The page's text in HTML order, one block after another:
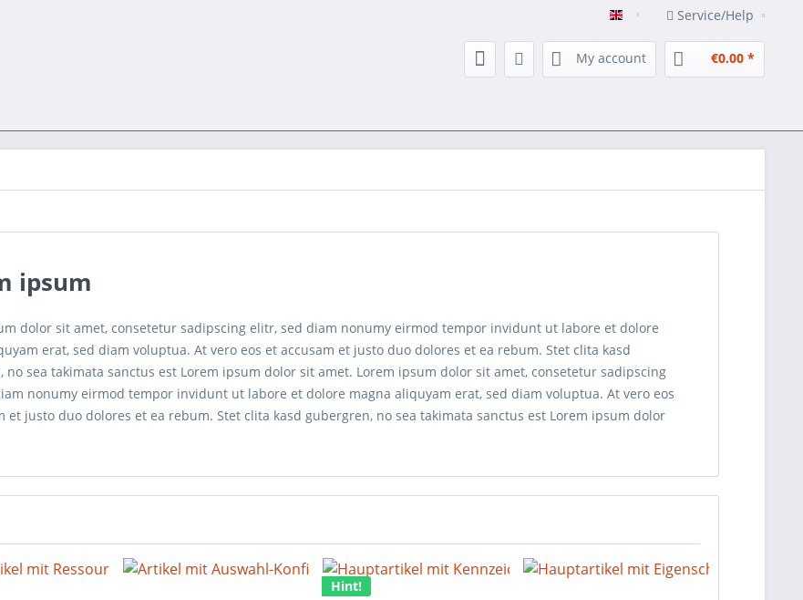
EN Service/Help
My account €0.00 *
ipsum
dolor sit amet, consetetur sadipscing elitr, sed diam nonumy eirmod tempor invidunt ut labore et dolore
erat, sed diam voluptua. At vero eos et accusam et justo duo dolores et ea rebum. Stet clita kasd
no sea takimata sanctus est Lorem ipsum dolor sit amet. Lorem ipsum dolor sit amet, consetetur sadipscing
nonumy eirmod tempor invidunt ut labore et dolore magna aliquyam erat, sed diam voluptua. At vero eos
et justo duo dolores et ea rebum. Stet clita kasd gubergren, no sea takimata sanctus est Lorem ipsum dolor
Hint!